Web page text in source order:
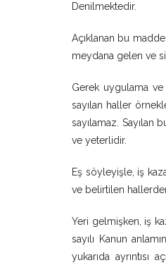
Denilmektedir.
Açıklanan bu
meydana gelen ve
Gerek uygulama
sayılan haller
sayılamaz.
ve yeterlidir.
Eş söyleyişle, iş
ve belirtilen
Yeri gelmişken, iş
sayılı Kanun
yukarıda ayrıntısı